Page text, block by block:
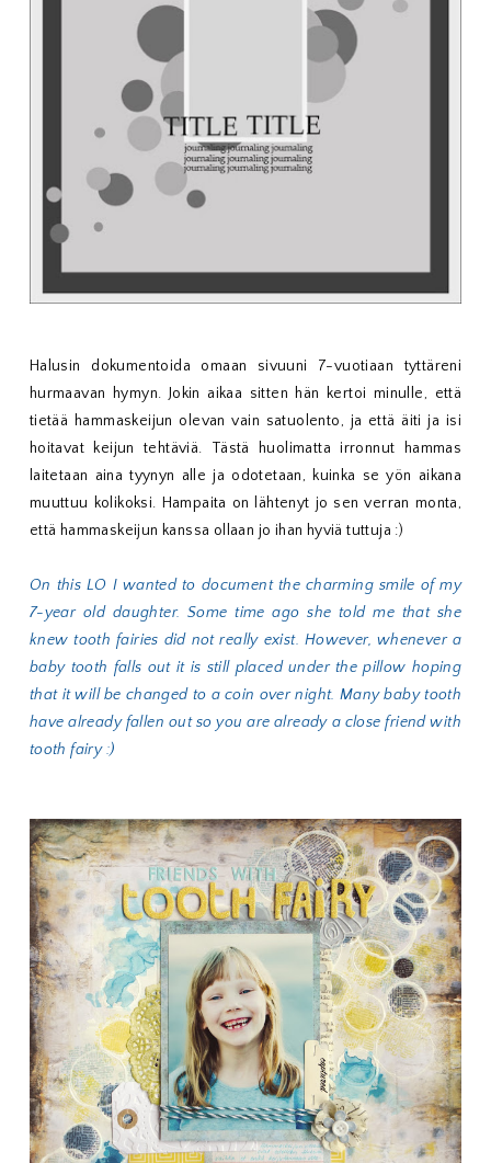
Halusin dokumentoida omaan sivuuni 7-vuotiaan tyttäreni
hurmaavan hymyn. Jokin aikaa sitten hän kertoi minulle, että
tietää hammaskeijun olevan vain satuolento, ja että äiti ja isi
hoitavat keijun tehtäviä. Tästä huolimatta irronnut hammas
laitetaan aina tyynyn alle ja odotetaan, kuinka se yön aikana
muuttuu kolikoksi. Hampaita on lähtenyt jo sen verran monta,
että hammaskeijun kanssa ollaan jo ihan hyviä tuttuja :)
On this LO I wanted to document the charming smile of my
7-year old daughter. Some time ago she told me that she
knew tooth fairies did not really exist. However, whenever a
baby tooth falls out it is still placed under the pillow hoping
that it will be changed to a coin over night. Many baby tooth
have already fallen out so you are already a close friend with
tooth fairy :)